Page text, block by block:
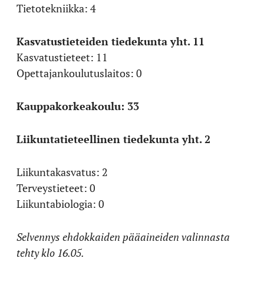
Tietotekniikka: 4
Kasvatustieteiden tiedekunta yht. 11
Kasvatustieteet: 11
Opettajankoulutuslaitos: 0
Kauppakorkeakoulu: 33
Liikuntatieteellinen tiedekunta yht. 2
Liikuntakasvatus: 2
Terveystieteet: 0
Liikuntabiologia: 0
Selvennys ehdokkaiden pääaineiden valinnasta
tehty klo 16.05.